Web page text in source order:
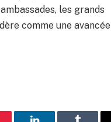
les grands
comme une avancée